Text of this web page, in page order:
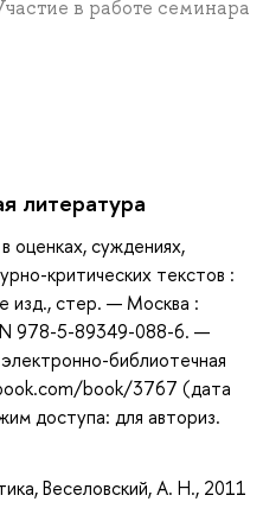
в работе семинара
литература
оценках, суждениях,
критических текстов :
изд., стер. — Москва :
978-5-89349-088-6. —
библиотечная
book/3767 (дата
доступа: для авториз.
Веселовский, А. Н., 2011